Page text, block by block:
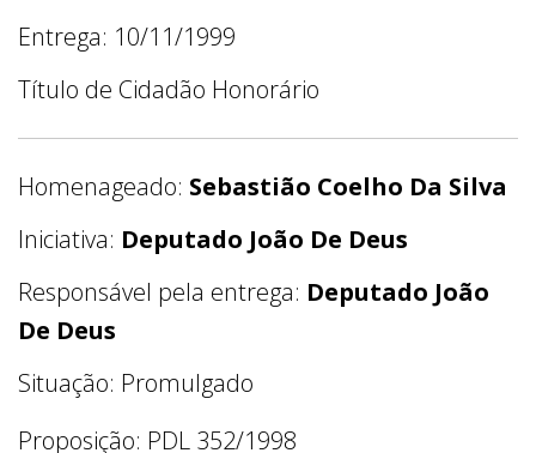
Entrega: 10/11/1999
Título de Cidadão Honorário
Homenageado: Sebastião Coelho Da Silva
Iniciativa: Deputado João De Deus
Responsável pela entrega: Deputado João
De Deus
Situação: Promulgado
Proposição: PDL 352/1998